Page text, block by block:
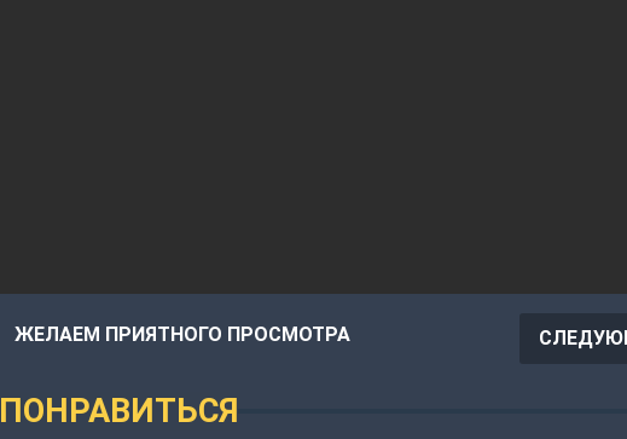
ЖЕЛАЕМ ПРИЯТНОГО ПРОСМОТРА
ПОНРАВИТЬСЯ